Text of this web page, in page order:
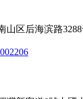
山区后海滨路